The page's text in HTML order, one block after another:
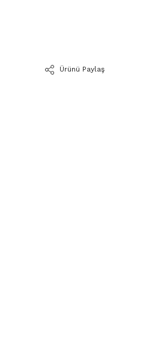
Ürünü Paylaş